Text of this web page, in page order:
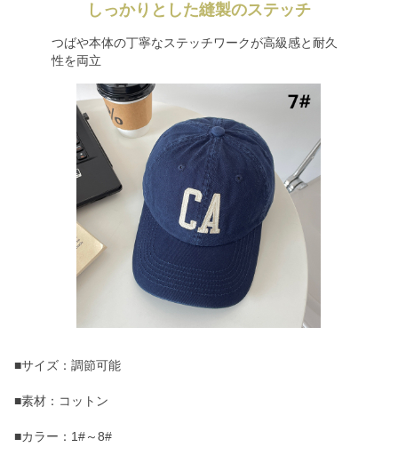
しっかりとした縫製のステッチ
つばや本体の丁寧なステッチワークが高級感と耐久
性を両立
■サイズ：調節可能
■素材：コットン
■カラー：1#～8#